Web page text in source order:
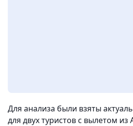
Для анализа были взяты
для двух туристов с вылетом